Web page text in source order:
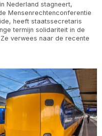
Nederland stagneert,
Mensenrechtenconferentie
heeft staatssecretaris
termijn solidariteit in de
verwees naar de recente